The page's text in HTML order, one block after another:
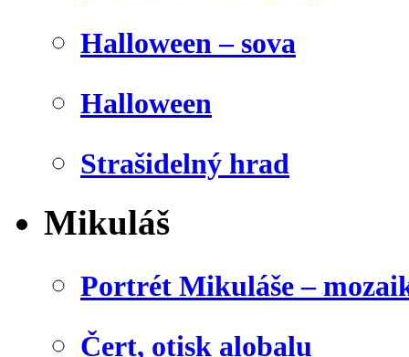
Halloween – sova
Halloween
Strašidelný hrad
Mikuláš
Portrét Mikuláše –
Čert, otisk alobalu